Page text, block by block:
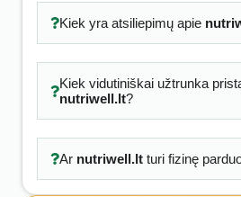
Kiek yra atsiliepimų apie
Kiek vidutiniškai užtrunka
nutriwell.lt?
Ar nutriwell.ltturi fizinę